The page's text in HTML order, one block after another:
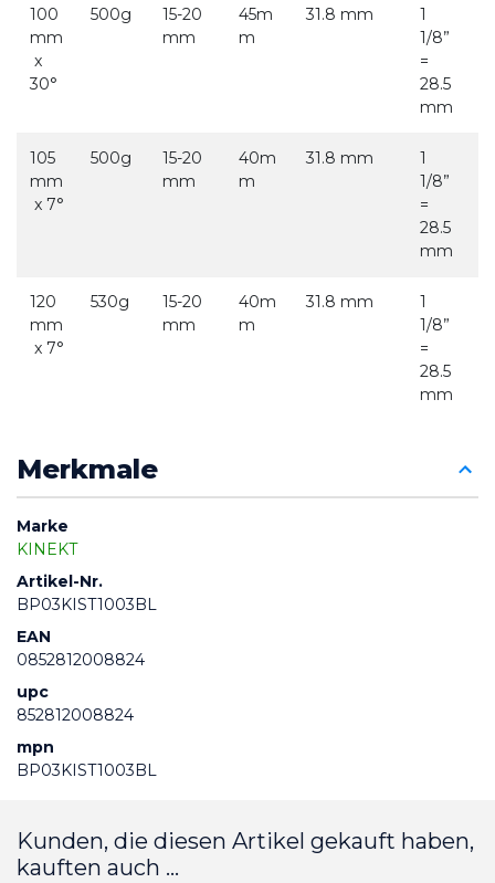
100
mm
x
30°
500g
15-20
mm
45m
m
31.8 mm
1
1/8”
=
28.5
mm
105
mm
x 7°
500g
15-20
mm
40m
m
31.8 mm
1
1/8”
=
28.5
mm
120
mm
x 7°
530g
15-20
mm
40m
m
31.8 mm
1
1/8”
=
28.5
mm
Merkmale
Marke
KINEKT
Artikel-Nr.
BP03KIST1003BL
EAN
0852812008824
upc
852812008824
mpn
BP03KIST1003BL
Kunden, die diesen Artikel gekauft haben,
kauften auch ...